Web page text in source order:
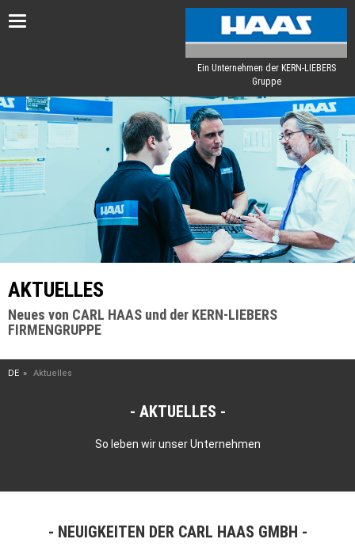
Toggle
Ein Unternehmen der KERN-LIEBERS
Gruppe
AKTUELLES
Neues von CARL HAAS und der KERN-LIEBERS
FIRMENGRUPPE
DE Aktuelles
AKTUELLES
So leben wir unser Unternehmen
NEUIGKEITEN DER CARL HAAS GMBH